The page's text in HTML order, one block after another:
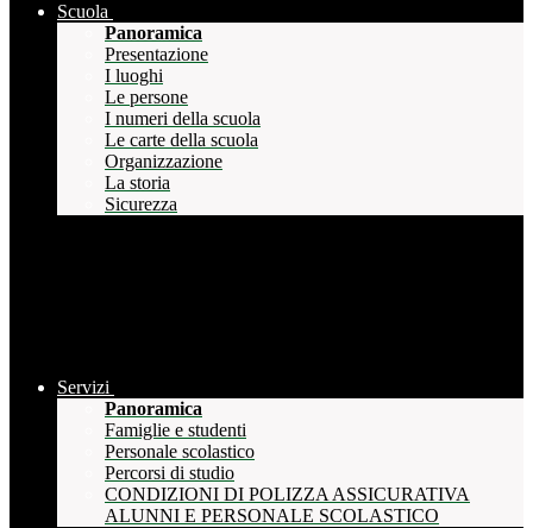
Scuola
Panoramica
Presentazione
I luoghi
Le persone
I numeri della scuola
Le carte della scuola
Organizzazione
La storia
Sicurezza
Servizi
Panoramica
Famiglie e studenti
Personale scolastico
Percorsi di studio
CONDIZIONI DI POLIZZA ASSICURATIVA
ALUNNI E PERSONALE SCOLASTICO